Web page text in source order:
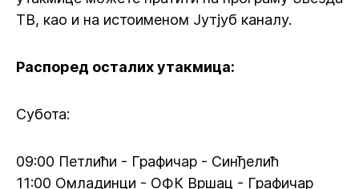
ТВ, као и на истоименом Јутјуб каналу.
Распоред осталих утакмица:
Субота:
09:00 Петлићи - Графичар - Синђелић
11:00 Омладинци - ОФК Вршац - Графичар